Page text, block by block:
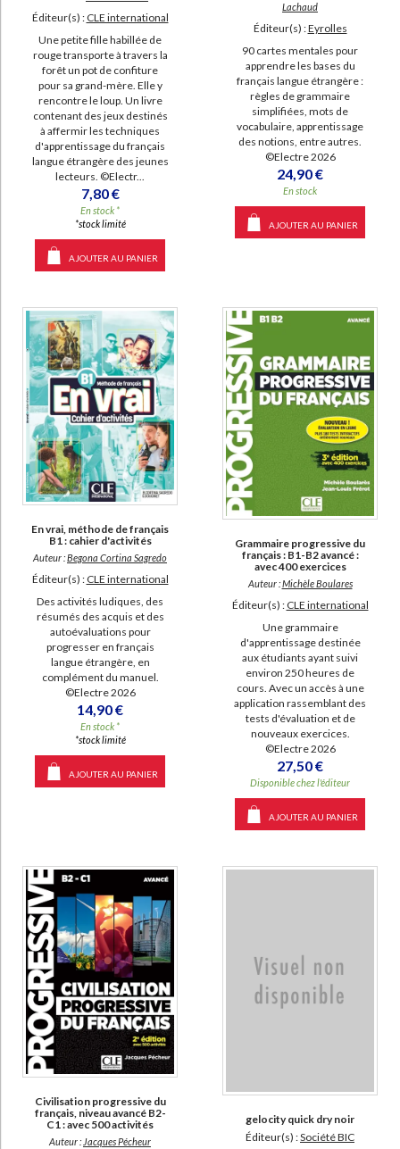
Éditeur(s) : CLE international
Une petite fille habillée de
rouge transporte à travers la
forêt un pot de confiture
pour sa grand-mère. Elle y
rencontre le loup. Un livre
contenant des jeux destinés
à affermir les techniques
d'apprentissage du français
langue étrangère des jeunes
lecteurs. ©Electr...
7,80 €
En stock *
*stock limité
AJOUTER AU PANIER
Lachaud
Éditeur(s) :Eyrolles
90 cartes mentales pour
apprendre les bases du
français langue étrangère :
règles de grammaire
simplifiées, mots de
vocabulaire, apprentissage
des notions, entre autres.
©Electre 2026
24,90 €
En stock
AJOUTER AU PANIER
En vrai, méthode de français
B1 : cahier d'activités
Auteur :Begona Cortina Sagredo
Éditeur(s) : CLE international
Des activités ludiques, des
résumés des acquis et des
autoévaluations pour
progresser en français
langue étrangère, en
complément du manuel.
©Electre 2026
14,90 €
En stock *
*stock limité
AJOUTER AU PANIER
Grammaire progressive du
français : B1-B2 avancé :
avec 400 exercices
Auteur :Michèle Boulares
Éditeur(s) : CLE international
Une grammaire
d'apprentissage destinée
aux étudiants ayant suivi
environ 250 heures de
cours. Avec un accès à une
application rassemblant des
tests d'évaluation et de
nouveaux exercices.
©Electre 2026
27,50 €
Disponible chez l'éditeur
AJOUTER AU PANIER
Civilisation progressive du
français, niveau avancé B2-
C1 : avec 500 activités
Auteur : Jacques Pécheur
gelocity quick dry noir
Éditeur(s) :Société BIC